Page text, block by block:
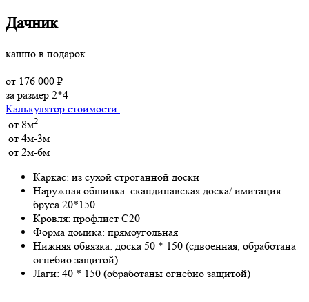
Дачник
кашпо в подарок
от 176 000 ₽
за размер 2*4
Калькулятор стоимости
от 8м2
от 4м-3м
от 2м-6м
Каркас: из сухой строганной доски
Наружная обшивка: скандинавская доска/ имитация
бруса 20*150
Кровля: профлист С20
Форма домика: прямоугольная
Нижняя обвязка: доска 50 * 150 (сдвоенная, обработана
огнебио защитой)
Лаги: 40 * 150 (обработаны огнебио защитой)